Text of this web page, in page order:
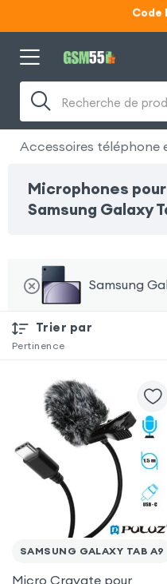
Code
Lunettes
Recherche de
Accessoires téléphone
Microphones pour
Samsung Galaxy
Samsung
Trier par
Pertinence
SAMSUNG GALAXY TAB A9
Micro Cravate pour